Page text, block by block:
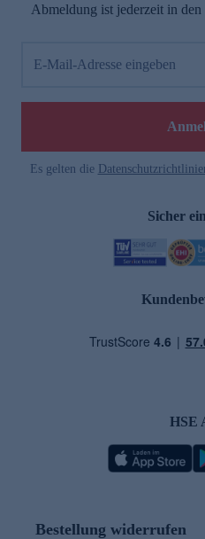
Abmeldung ist jederzeit in
E-Mail-Adresse eingeben
Es gelten die
Sicher
HSE
Bestellung widerrufen